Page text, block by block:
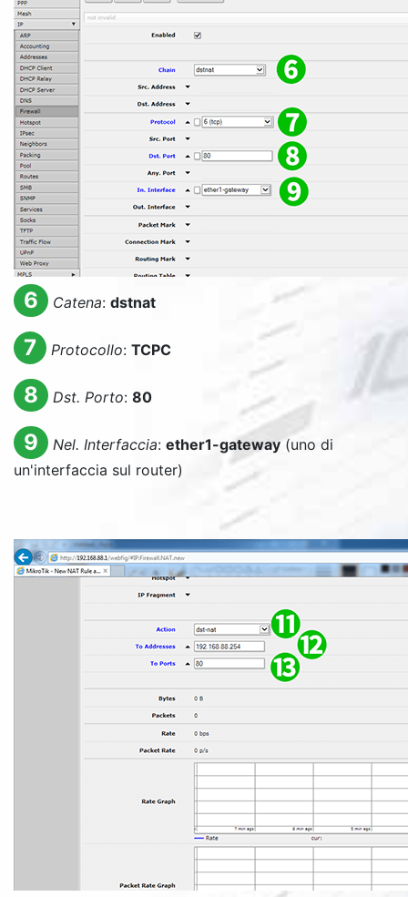
6 Catena: dstnat
7 Protocollo: TCPC
8 Dst. Porto: 80
9 Nel. Interfaccia: ether1-gateway(uno di
un'interfaccia sul router)